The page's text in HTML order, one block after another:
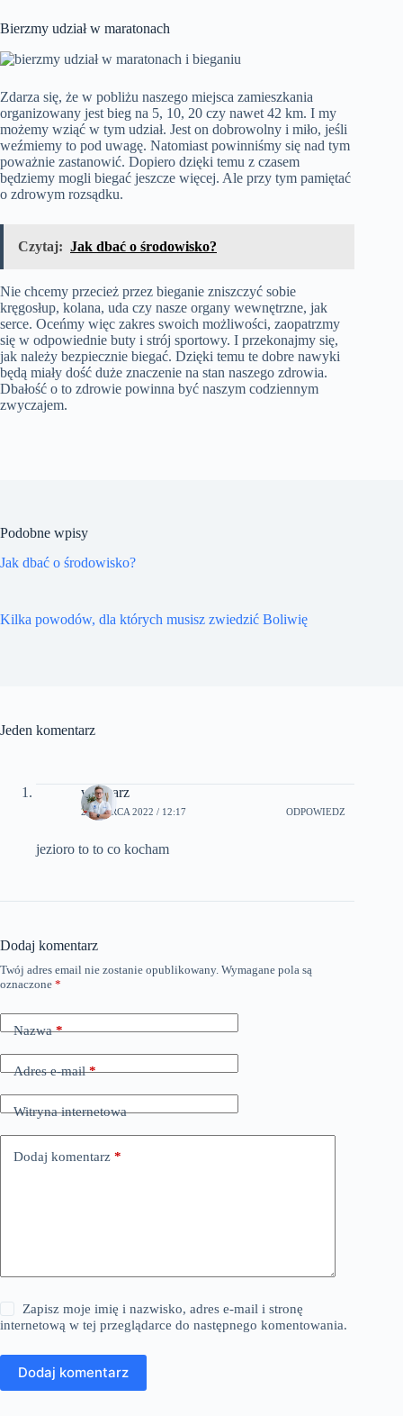
Bierzmy udział w maratonach
Zdarza się, że w pobliżu naszego miejsca zamieszkania
organizowany jest bieg na 5, 10, 20 czy nawet 42 km. I my
możemy wziąć w tym udział. Jest on dobrowolny i miło, jeśli
weźmiemy to pod uwagę. Natomiast powinniśmy się nad tym
poważnie zastanowić. Dopiero dzięki temu z czasem
będziemy mogli biegać jeszcze więcej. Ale przy tym pamiętać
o zdrowym rozsądku.
Czytaj: Jak dbać o środowisko?
Nie chcemy przecież przez bieganie zniszczyć sobie
kręgosłup, kolana, uda czy nasze organy wewnętrzne, jak
serce. Oceńmy więc zakres swoich możliwości, zaopatrzmy
się w odpowiednie buty i strój sportowy. I przekonajmy się,
jak należy bezpiecznie biegać. Dzięki temu te dobre nawyki
będą miały dość duże znaczenie na stan naszego zdrowia.
Dbałość o to zdrowie powinna być naszym codziennym
zwyczajem.
Podobne wpisy
Jak dbać o środowisko?
Kilka powodów, dla których musisz zwiedzić Boliwię
Jeden komentarz
wędkarz
21 MARCA 2022 / 12:17 ODPOWIEDZ
jezioro to to co kocham
Dodaj komentarz
Twój adres email nie zostanie opublikowany. Wymagane pola są
oznaczone *
Nazwa*
Adres e-mail*
Witryna internetowa
Dodaj komentarz *
Zapisz moje imię i nazwisko, adres e-mail i stronę
internetową w tej przeglądarce do następnego komentowania.
Dodaj komentarz